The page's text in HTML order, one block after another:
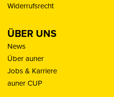
Widerrufsrecht
ÜBER UNS
News
Über auner
Jobs & Karriere
auner CUP